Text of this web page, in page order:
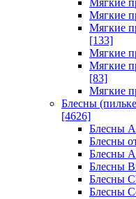
Мягкие
Мягкие
Мягкие
[133]
Мягкие
Мягкие
[83]
Мягкие
Блесны
[4626]
Блесны
Блесны
Блесны
Блесны
Блесны
Блесны